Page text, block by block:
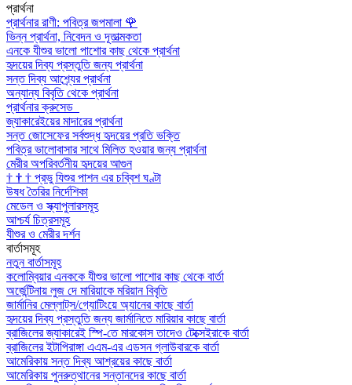
প্রার্থনা
প্রার্থনার রাণী: পবিত্র জপমালা 🌹
ভিন্ন প্রার্থনা, নিবেদন ও দূতাত্মকতা
এনকে যীশুর ভালো পাশোর কাছ থেকে প্রার্থনা
হৃদয়ের দিব্য প্রস্তুতি জন্য প্রার্থনা
সন্ত দিব্য আশ্র্যের প্রার্থনা
অন্যান্য বিবৃতি থেকে প্রার্থনা
প্রার্থনার ক্রুসেড
জ্যাকারেইয়ের মাদারের প্রার্থনা
সন্ত জোসেফের সর্বশুদ্ধ হৃদয়ের প্রতি ভক্তি
পবিত্র ভালোবাসার সাথে মিলিত হওয়ার জন্য প্রার্থনা
মেরীর অপরিবর্তনীয় হৃদয়ের আগুন
† † † প্রভু যিশুর পাশন এর চব্বিশ ঘণ্টা
উষধ তৈরির নির্দেশিকা
মেডেল ও স্ক্যাপুলারসমূহ
আশ্চর্য চিত্রসমূহ
যীশুর ও মেরীর দর্শন
বার্তাসমূহ
নতুন বার্তাসমূহ
কলোম্বিয়ার এনককে যীশুর ভালো পাশোর কাছ থেকে বার্তা
অর্জেন্টিনায় লুজ দে মারিয়াকে মরিয়ান বিবৃতি
জার্মানির মেল্লাট্‌স/গ্যোটিংয়ে অ্যানের কাছে বার্তা
হৃদয়ের দিব্য প্রস্তুতি জন্য জার্মানিতে মারিয়ার কাছে বার্তা
ব্রাজিলের জ্যাকারেই স্পি-তে মারকোস তাদেও টেক্সেইরাকে বার্তা
ব্রাজিলের ইটাপিরাঙ্গা এএম-এর এডসন গ্লাউবারকে বার্তা
আমেরিকায় সন্ত দিব্য আশ্রয়ের কাছে বার্তা
আমেরিকায় পুনরুত্থানের সন্তানদের কাছে বার্তা